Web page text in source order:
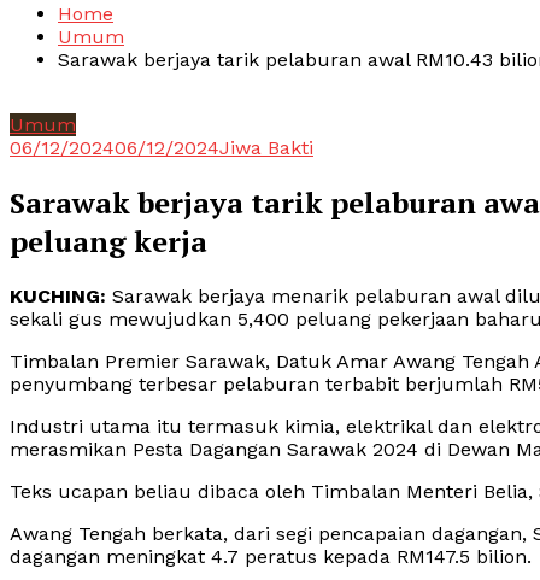
Home
Umum
Sarawak berjaya tarik pelaburan awal RM10.43
Umum
06/12/202406/12/2024Jiwa Bakti
Sarawak berjaya tarik pelaburan
peluang kerja
KUCHING: Sarawak berjaya menarik pelaburan awal
sekali gus mewujudkan 5,400 peluang pekerjaan
Timbalan Premier Sarawak, Datuk Amar Awang
penyumbang terbesar pelaburan terbabit berjumlah
Industri utama itu termasuk kimia, elektrikal dan
merasmikan Pesta Dagangan Sarawak 2024 di Dewan
Teks ucapan beliau dibaca oleh Timbalan Menteri
Awang Tengah berkata, dari segi pencapaian
dagangan meningkat 4.7 peratus kepada RM147.5 bilion.